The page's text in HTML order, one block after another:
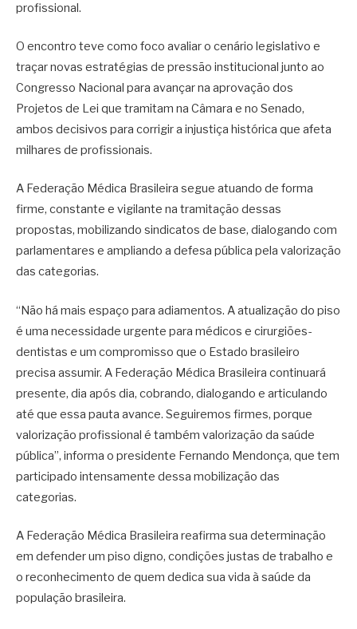
profissional.
O encontro teve como foco avaliar o cenário legislativo e
traçar novas estratégias de pressão institucional junto ao
Congresso Nacional para avançar na aprovação dos
Projetos de Lei que tramitam na Câmara e no Senado,
ambos decisivos para corrigir a injustiça histórica que afeta
milhares de profissionais.
A Federação Médica Brasileira segue atuando de forma
firme, constante e vigilante na tramitação dessas
propostas, mobilizando sindicatos de base, dialogando com
parlamentares e ampliando a defesa pública pela valorização
das categorias.
“Não há mais espaço para adiamentos. A atualização do piso
é uma necessidade urgente para médicos e cirurgiões-
dentistas e um compromisso que o Estado brasileiro
precisa assumir. A Federação Médica Brasileira continuará
presente, dia após dia, cobrando, dialogando e articulando
até que essa pauta avance. Seguiremos firmes, porque
valorização profissional é também valorização da saúde
pública”, informa o presidente Fernando Mendonça, que tem
participado intensamente dessa mobilização das
categorias.
A Federação Médica Brasileira reafirma sua determinação
em defender um piso digno, condições justas de trabalho e
o reconhecimento de quem dedica sua vida à saúde da
população brasileira.